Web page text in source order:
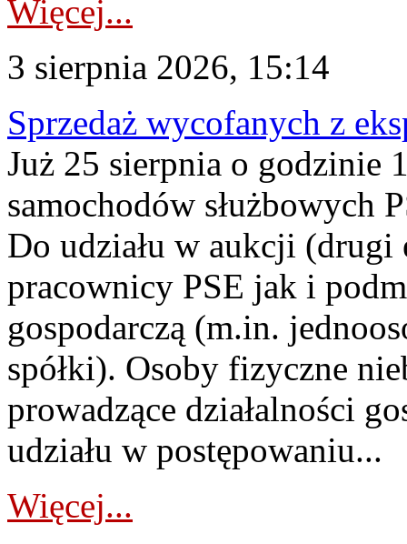
Więcej...
3 sierpnia 2026, 15:14
Sprzedaż wycofanych z
Już 25 sierpnia o godzinie
samochodów służbowych
Do udziału w aukcji (drugi
pracownicy PSE jak i
gospodarczą (m.in.
spółki). Osoby fizyczne
prowadzące działalności
udziału w postępowaniu...
Więcej...